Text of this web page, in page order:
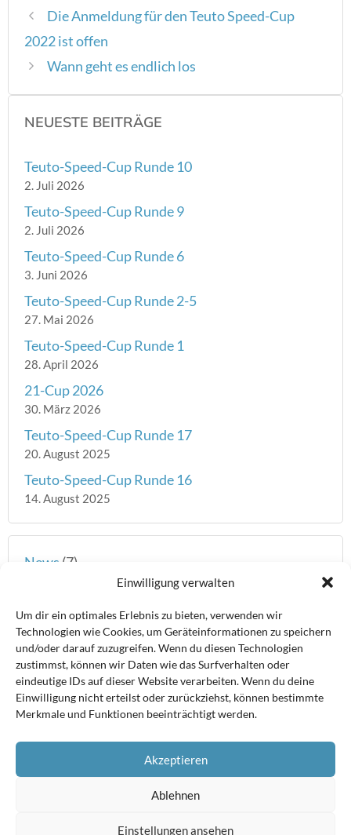
Einwilligung verwalten
Um dir ein optimales Erlebnis zu bieten, verwenden wir
Technologien wie Cookies, um Geräteinformationen zu speichern
und/oder darauf zuzugreifen. Wenn du diesen Technologien
zustimmst, können wir Daten wie das Surfverhalten oder
eindeutige IDs auf dieser Website verarbeiten. Wenn du deine
Einwilligung nicht erteilst oder zurückziehst, können bestimmte
Merkmale und Funktionen beeinträchtigt werden.
Akzeptieren
Ablehnen
Einstellungen ansehen
Die Anmeldung für den Teuto Speed-Cup
2022 ist offen
Wann geht es endlich los
NEUESTE BEITRÄGE
Teuto-Speed-Cup Runde 10
2. Juli 2026
Teuto-Speed-Cup Runde 9
2. Juli 2026
Teuto-Speed-Cup Runde 6
3. Juni 2026
Teuto-Speed-Cup Runde 2-5
27. Mai 2026
Teuto-Speed-Cup Runde 1
28. April 2026
21-Cup 2026
30. März 2026
Teuto-Speed-Cup Runde 17
20. August 2025
Teuto-Speed-Cup Runde 16
14. August 2025
News (7)
Teuto Speed-Cup(339)
Weser Speed-Cup(47)
Archiv
|Impressum